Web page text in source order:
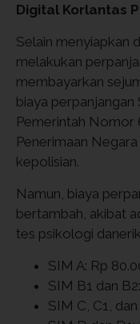
Digital Korlantas
Selain menyiapkan
melakukan
membayarkan
biaya
Pemerintah Nomor
Penerimaan
kepolisian.
Namun, biaya
bertambah, akibat
tes psikologi
SIM A: Rp
SIM B1 dan
SIM C, C1,